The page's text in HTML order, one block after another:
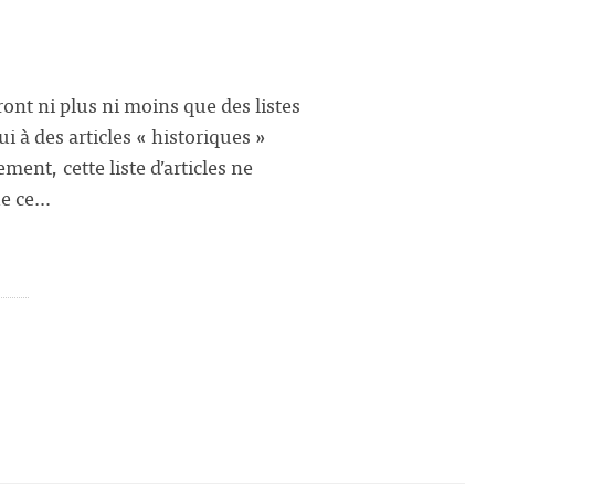
ni plus ni moins que des listes
à des articles « historiques »
cette liste d’articles ne
ce…